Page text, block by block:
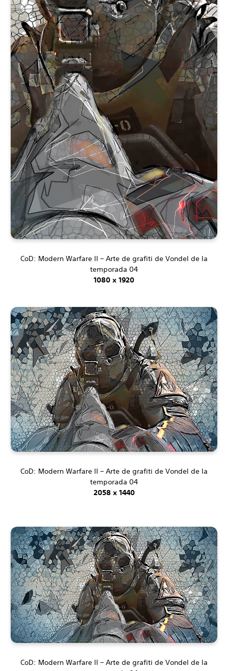
CoD: Modern Warfare II – Arte de grafiti de Vondel de la
temporada 04
1080 x 1920
CoD: Modern Warfare II – Arte de grafiti de Vondel de la
temporada 04
2058 x 1440
CoD: Modern Warfare II – Arte de grafiti de Vondel de la